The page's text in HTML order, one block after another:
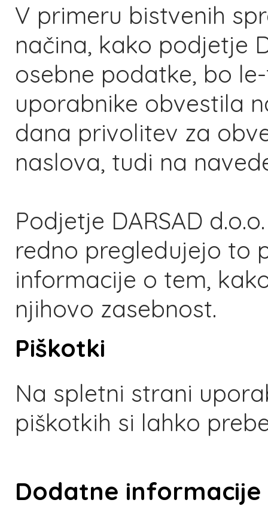
V primeru bistvenih
načina, kako podjetje
osebne podatke, bo
uporabnike obvestila
dana privolitev za
naslova, tudi na
Podjetje DARSAD
redno pregledujejo to
informacije o tem,
njihovo zasebnost.
Piškotki
Na spletni strani
piškotkih si lahko
Dodatne informacije